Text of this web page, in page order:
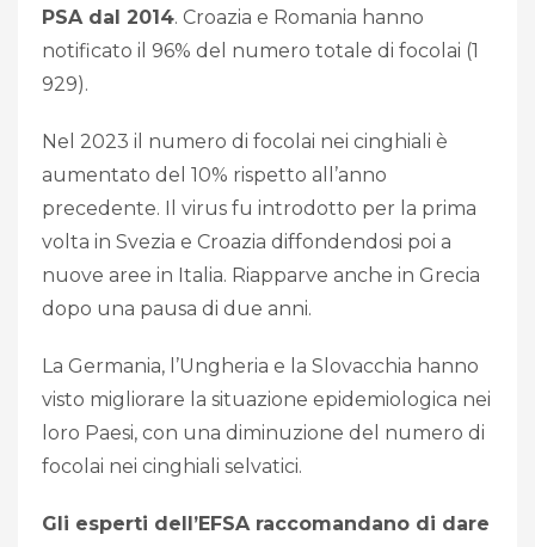
PSA dal 2014. Croazia e Romania hanno
notificato il 96% del numero totale di focolai (1
929).
Nel 2023 il numero di focolai nei cinghiali è
aumentato del 10% rispetto all’anno
precedente. Il virus fu introdotto per la prima
volta in Svezia e Croazia diffondendosi poi a
nuove aree in Italia. Riapparve anche in Grecia
dopo una pausa di due anni.
La Germania, l’Ungheria e la Slovacchia hanno
visto migliorare la situazione epidemiologica nei
loro Paesi, con una diminuzione del numero di
focolai nei cinghiali selvatici.
Gli esperti dell’EFSA raccomandano di dare